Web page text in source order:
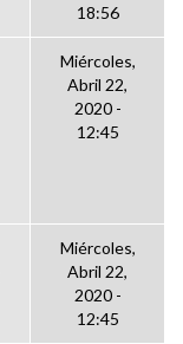
18:56
Miércoles,
Abril 22,
2020 -
12:45
Miércoles,
Abril 22,
2020 -
12:45